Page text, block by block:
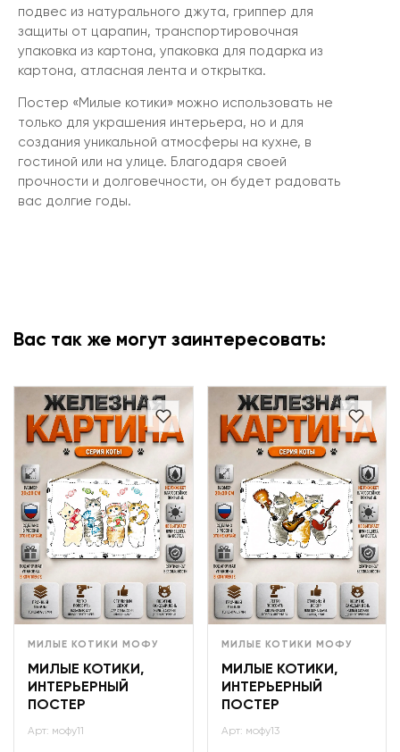
подвес из натурального джута, гриппер для
защиты от царапин, транспортировочная
упаковка из картона, упаковка для подарка из
картона, атласная лента и открытка.
Постер «Милые котики» можно использовать не
только для украшения интерьера, но и для
создания уникальной атмосферы на кухне, в
гостиной или на улице. Благодаря своей
прочности и долговечности, он будет радовать
вас долгие годы.
Вас так же могут заинтересовать:
МИЛЫЕ КОТИКИ МОФУ
МИЛЫЕ КОТИКИ,
ИНТЕРЬЕРНЫЙ
ПОСТЕР
Арт: мофу11
МИЛЫЕ КОТИКИ МОФУ
МИЛЫЕ КОТИКИ,
ИНТЕРЬЕРНЫЙ
ПОСТЕР
Арт: мофу13